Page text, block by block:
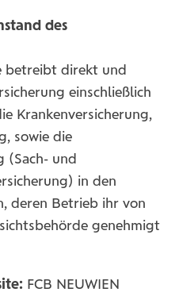
des
betreibt direkt und
einschließlich
Krankenversicherung,
sowie die
(Sach- und
in den
deren Betrieb ihr von
genehmigt
FCB NEUWIEN